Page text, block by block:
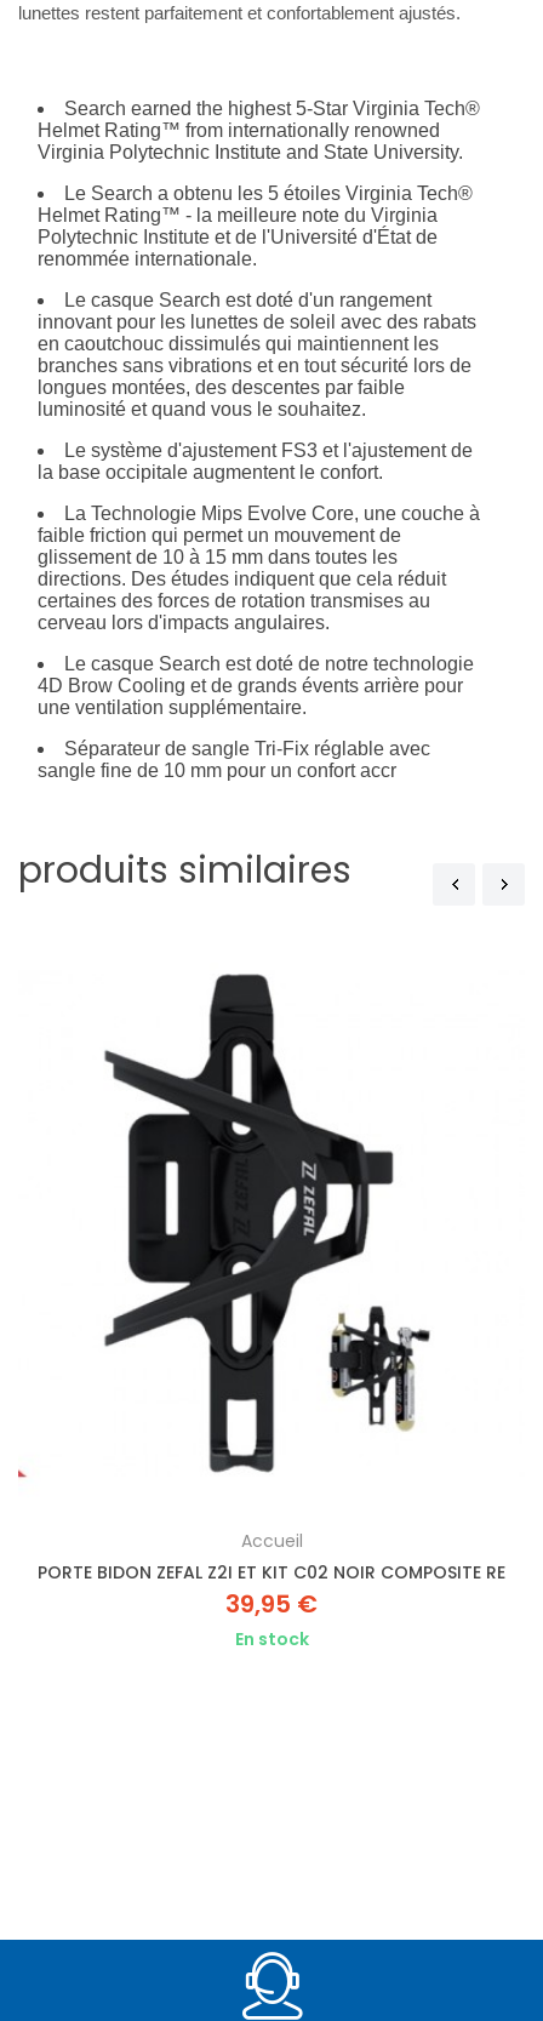
lunettes restent parfaitement et confortablement ajustés.
Search earned the highest 5-Star Virginia Tech®
Helmet Rating™ from internationally renowned
Virginia Polytechnic Institute and State University.
Le Search a obtenu les 5 étoiles Virginia Tech®
Helmet Rating™ - la meilleure note du Virginia
Polytechnic Institute et de l'Université d'État de
renommée internationale.
Le casque Search est doté d'un rangement
innovant pour les lunettes de soleil avec des rabats
en caoutchouc dissimulés qui maintiennent les
branches sans vibrations et en tout sécurité lors de
longues montées, des descentes par faible
luminosité et quand vous le souhaitez.
Le système d'ajustement FS3 et l'ajustement de
la base occipitale augmentent le confort.
La Technologie Mips Evolve Core, une couche à
faible friction qui permet un mouvement de
glissement de 10 à 15 mm dans toutes les
directions. Des études indiquent que cela réduit
certaines des forces de rotation transmises au
cerveau lors d'impacts angulaires.
Le casque Search est doté de notre technologie
4D Brow Cooling et de grands évents arrière pour
une ventilation supplémentaire.
Séparateur de sangle Tri-Fix réglable avec
sangle fine de 10 mm pour un confort accr
produits similaires
Accueil
PORTE BIDON ZEFAL Z2I ET KIT C02 NOIR COMPOSITE RE
39,95 €
En stock